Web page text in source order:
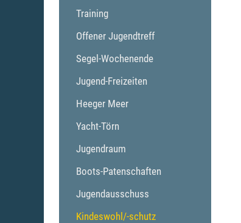
Training
Offener Jugendtreff
Segel-Wochenende
Jugend-Freizeiten
Heeger Meer
Yacht-Törn
Jugendraum
Boots-Patenschaften
Jugendausschuss
Kindeswohl/-schutz